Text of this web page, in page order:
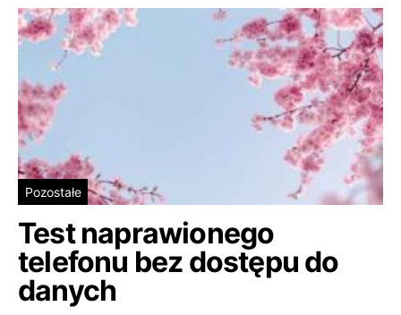
Pozostałe
Test naprawionego
telefonu bez dostępu do
danych